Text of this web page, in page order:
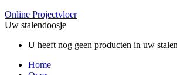
Online Projectvloer
Uw stalendoosje
U heeft nog geen producten in uw
Home